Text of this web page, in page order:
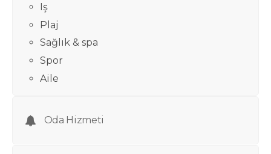
Iş
Plaj
Sağlık & spa
Spor
Aile
Oda Hizmeti